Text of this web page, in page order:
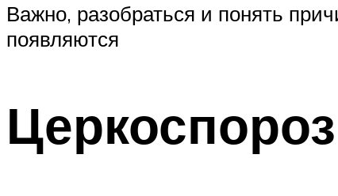
Важно, разобраться и понять
появляются